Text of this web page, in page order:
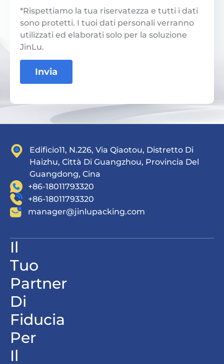
*Rispettiamo la tua riservatezza e tutti i dati
sono protetti. I tuoi dati personali verranno
utilizzati ed elaborati solo per la soluzione
JinLu.
Invia
Edificio11, N.226, Via Qiaotou, Distretto Di
Haizhu, Città Di Guangzhou, Provincia Del
Guangdong, Cina
+86-18011793320
+86-18011793320
manager@jinlupacking.com
Il
Tuo
Partner
Di
Fiducia
Per
Il